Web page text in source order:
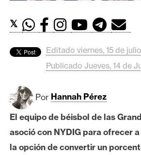
o
t
c
o
i
n
𝕏
Editado viernes, 15 de
Publicado Jueves, 14 de
Por Hannah Pérez
El equipo de béisbol de las
asoció con NYDIG para ofrecer
la opción de convertir un